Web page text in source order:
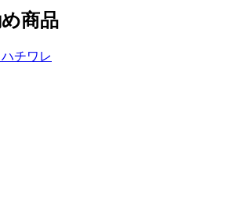
商品
チワレ